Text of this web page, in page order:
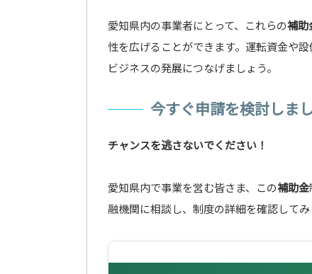
愛知県内の事業者にとって、これらの補助
性を広げることができます。運転資金や
ビジネスの発展につなげましょう。
今すぐ申請を検討しま
チャンスを逃さないでください！
愛知県内で事業を営む皆さま、この補助金
融機関に相談し、制度の詳細を確認してみ